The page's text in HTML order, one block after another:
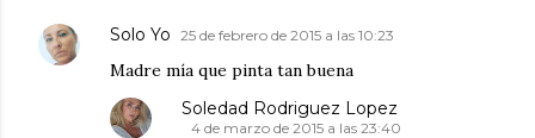
Solo Yo 25 de febrero de 2015 a las 10:23
Madre mía que pinta tan buena
Soledad Rodriguez Lopez
4 de marzo de 2015 a las 23:40